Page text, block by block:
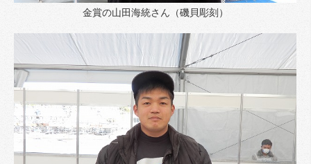
金賞の山田海統さん（磯貝彫刻）